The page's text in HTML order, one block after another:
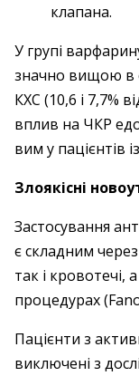
клапана.
У групі
значно вищою в
КХС (10,6 і 7,7%
вплив на ЧКР
вим у пацієнтів
Злоякісні
Застосування
є складним
так і кровотечі,
процедурах
Пацієнти з
виключені з